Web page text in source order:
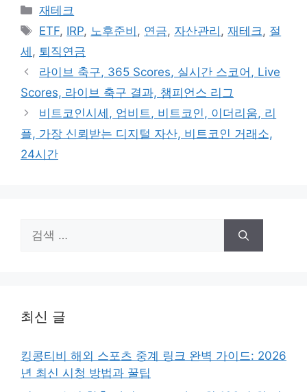
카
테
리
재테크
태
그
ETF, IRP, 노후준비 , 연금, 자산관리 ,재테크, 절
세 , 퇴직연금
라이브 축구, 365 Scores, 실시간 스코어, Live
Scores, 라이브 축구 결과, 챔피언스 리그
비트코인시세, 업비트, 비트코인, 이더리움, 리
플, 가장 신뢰받는 디지털 자산, 비트코인 거래소,
24시간
색:
최신 글
킹콩티비 해외 스포츠 중계 링크 완벽 가이드: 2026
년 최신 시청 방법과 꿀팁